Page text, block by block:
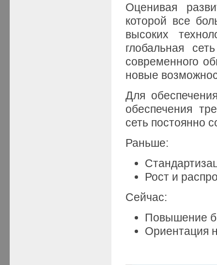
Оценивая
которой все
высоких
глобальная
современного
новые
Для
обеспечения
сеть постоянно
Раньше:
Рост и
Сейчас:
Повышение
Ориентация